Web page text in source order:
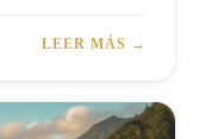
LEER MÁS →